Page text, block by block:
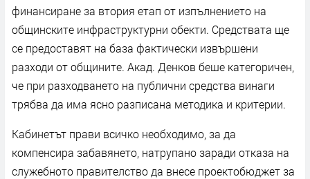
финансиране за втория етап от изпълнението на
общинските инфраструктурни обекти. Средствата ще
се предоставят на база фактически извършени
разходи от общините. Акад. Денков беше категоричен,
че при разходването на публични средства винаги
трябва да има ясно разписана методика и критерии.
Кабинетът прави всичко необходимо, за да
компенсира забавянето, натрупано заради отказа на
служебното правителство да внесе проектобюджет за